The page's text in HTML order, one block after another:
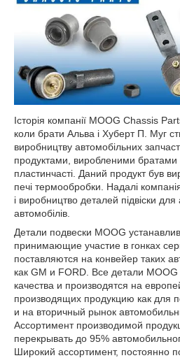
Історія компанії MOOG Chassis
коли брати Альва і Хуберт П. Муг
виробництву автомобільних
продуктами, виробленими братами
пластинчасті. Даний продукт був
печі термообробки. Надалі
і виробництво деталей підвіски
автомобілів.
Детали подвески MOOG
принимающие участие в гонках
поставляются на конвейер таких
как GM и FORD. Все детали
качества и производятся на
производящих продукцию как для
и на вторичный рынок
Ассортимент производимой
перекрывать до 95%
Широкий ассортимент, постоянно